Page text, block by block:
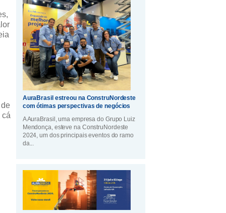
cá
AuraBrasil estreou na ConstruNordeste
com ótimas perspectivas de negócios
A AuraBrasil, uma empresa do Grupo Luiz
Mendonça, esteve na ConstruNordeste
2024, um dos principais eventos do ramo
da...